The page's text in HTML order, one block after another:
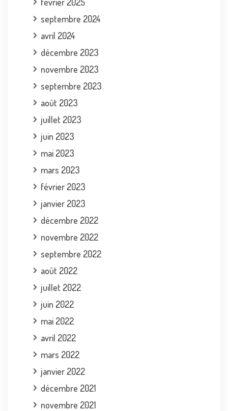
septembre 2024
avril 2024
décembre 2023
novembre 2023
septembre 2023
août 2023
juillet 2023
juin 2023
mai 2023
mars 2023
février 2023
janvier 2023
décembre 2022
novembre 2022
septembre 2022
août 2022
juillet 2022
juin 2022
mai 2022
avril 2022
mars 2022
janvier 2022
décembre 2021
novembre 2021